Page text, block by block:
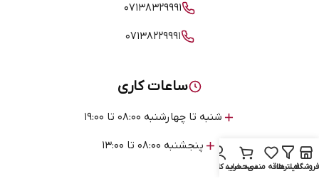
۰۷۱۳۸۳۲۹۹۹۱
۰۷۱۳۸۲۲۹۹۹۱
ساعات کاری
شنبه تا چهارشنبه ۰۸:۰۰ تا ۱۹:۰۰
پنجشنبه ۰۸:۰۰ تا ۱۳:۰۰
فروشگاهفیلترهاعلاقه مندیسبد خرید
حساب کاربری من